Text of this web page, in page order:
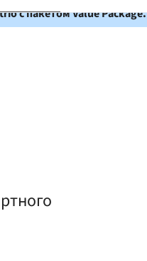
с пакетом Value Package.